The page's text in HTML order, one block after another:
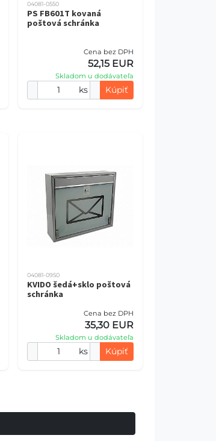
04081-0550
PS FB601T kovaná
poštová schránka
Cena bez DPH
52,15 EUR
Skladom u dodávateľa
ks Kúpiť
04081-0950
KVIDO šedá+sklo poštová
schránka
Cena bez DPH
35,30 EUR
Skladom u dodávateľa
ks Kúpiť